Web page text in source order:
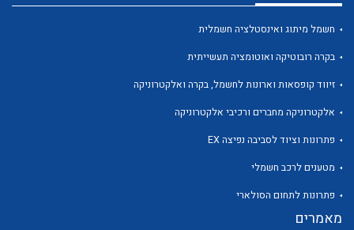
לכל מוצרי היצרן
חשמל מיתוג ואינסטלציה חשמלית
בקרה רובוטיקה ואוטומציה תעשייתית
זיווד קופסאות וארונות לחשמל, בקרה ואלקטרוניקה
אלקטרוניקה מחברים ורכיבי אלקטרוניקה
פתרונות וציוד לסביבה נפיצה EX
מטענים לרכב חשמלי
פתרונות לתחום הסולארי
מאמרים